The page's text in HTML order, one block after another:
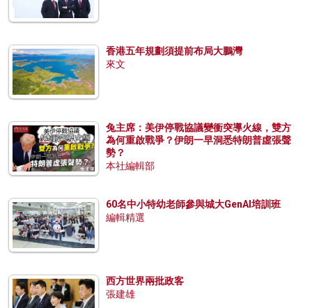
香港五年規劃須提前布局大鵬灣
來文
兔主席：美伊停戰協議變衝突導火線，雙方
為何重啟戰爭？伊朗一早洞悉特朗普虛張聲
勢？
本社編輯部
60名中小特幼老師參與城大GenAI培訓班
編輯精選
西方世界兩批政客
張建雄